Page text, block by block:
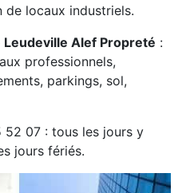
de locaux industriels.
Alef Propreté :
professionnels,
parkings, sol,
52 07 : tous les jours y
jours fériés.